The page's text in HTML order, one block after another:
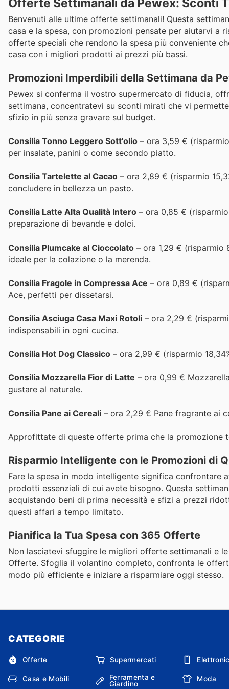
Offerte Settimanali da Pewex: Sconti
Benvenuti alle ultime offerte settimanali! Questa
casa e la spesa, con promozioni pensate per aiutarvi a
offerte speciali che rendono la spesa più conveniente
casa con i migliori prodotti ai prezzi più bassi.
Promozioni Imperdibili della Settimana da
Pewex si conferma il vostro supermercato di fiducia,
settimana, concentratevi su sconti mirati che vi
sfizio in più senza gravare sul budget.
Consilia Tonno Leggero Sott'olio – ora 3,59 €
per insalate, panini o come secondo piatto.
Consilia Tartelette al Cacao – ora 2,89 € (risparmio
concludere in bellezza un pasto.
Consilia Latte Alta Qualità Intero – ora 0,85 €
preparazione di bevande e dolci.
Consilia Plumcake al Cioccolato – ora 1,29 €
ideale per la colazione o la merenda.
Consilia Fragole in Compressa Ace – ora 0,89 €
Ace, perfetti per dissetarsi.
Consilia Asciuga Casa Maxi Rotoli – ora 2,29 €
indispensabili in ogni cucina.
Consilia Hot Dog Classico – ora 2,99 € (risparmio
Consilia Mozzarella Fior di Latte – ora 0,99 €
gustare al naturale.
Consilia Pane ai Cereali – ora 2,29 € Pane fragrante ai
Approfittate di queste offerte prima che la promozione
Risparmio Intelligente con le Promozioni di
Fare la spesa in modo intelligente significa
prodotti essenziali di cui avete bisogno. Questa
acquistando beni di prima necessità e sfizi a prezzi
questi affari a tempo limitato.
Pianifica la Tua Spesa con 365 Offerte
Non lasciatevi sfuggire le migliori offerte settimanali e
Offerte. Sfoglia il volantino completo, confronta le
modo più efficiente e iniziare a risparmiare oggi stesso.
CATEGORIE
Offerte Supermercati
Casa e Mobili
Ferramenta e
Giardino
Moda